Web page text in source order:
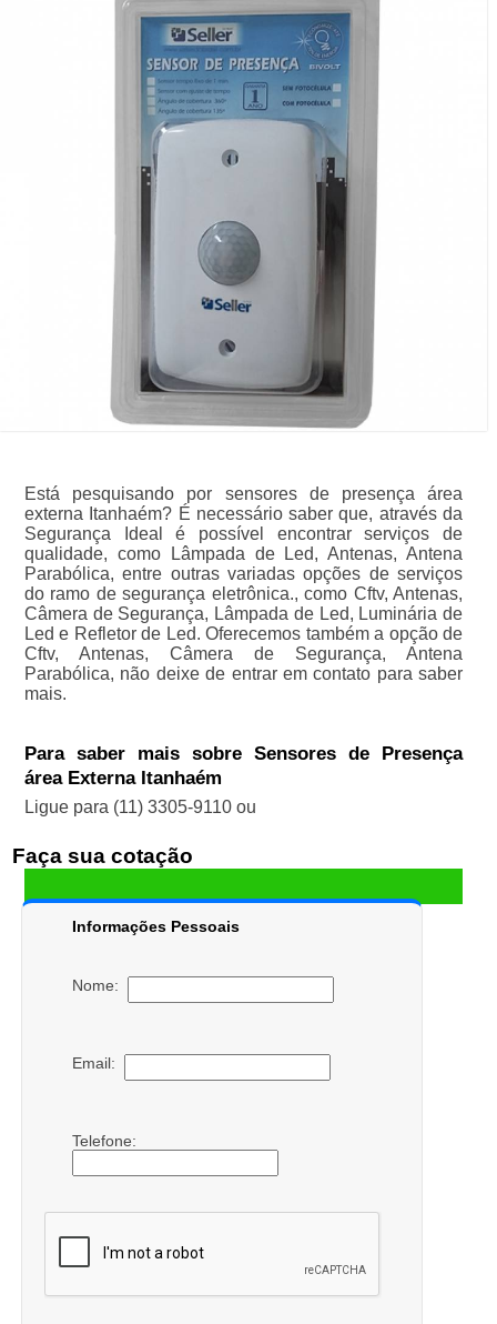
Está pesquisando por sensores de presença área
externa Itanhaém? É necessário saber que, através da
Segurança Ideal é possível encontrar serviços de
qualidade, como Lâmpada de Led, Antenas, Antena
Parabólica, entre outras variadas opções de serviços
do ramo de segurança eletrônica., como Cftv, Antenas,
Câmera de Segurança, Lâmpada de Led, Luminária de
Led e Refletor de Led. Oferecemos também a opção de
Cftv, Antenas, Câmera de Segurança, Antena
Parabólica, não deixe de entrar em contato para saber
mais.
Para saber mais sobre Sensores de Presença
área Externa Itanhaém
Ligue para (11) 3305-9110ou
Faça sua cotação
Informações Pessoais
Nome:
Email:
Telefone: